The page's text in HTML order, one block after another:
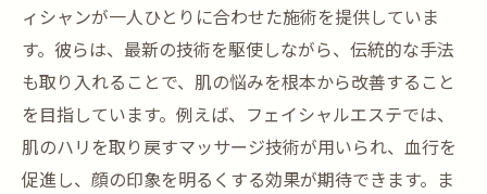
ィシャンが一人ひとりに合わせた施術を提供していま
す。彼らは、最新の技術を駆使しながら、伝統的な手法
も取り入れることで、肌の悩みを根本から改善すること
を目指しています。例えば、フェイシャルエステでは、
肌のハリを取り戻すマッサージ技術が用いられ、血行を
促進し、顔の印象を明るくする効果が期待できます。ま